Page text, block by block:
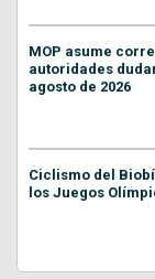
MOP asume
autoridades
agosto de 2026
Ciclismo del
los Juegos